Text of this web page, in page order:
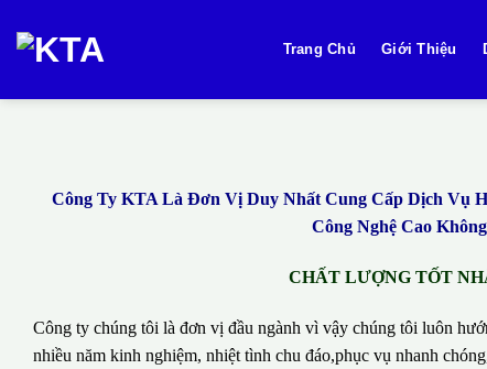
qua
dung
Trang Chủ Giới Thiệu
Công Ty KTA Là Đơn Vị Duy Nhất Cung Cấp Dịch Vụ
Công Nghệ Cao
CHẤT LƯỢNG TỐT
Công ty chúng tôi là đơn vị đầu ngành vì vậy chúng tôi luôn
nhiều năm kinh nghiệm, nhiệt tình chu đáo,phục vụ nhanh